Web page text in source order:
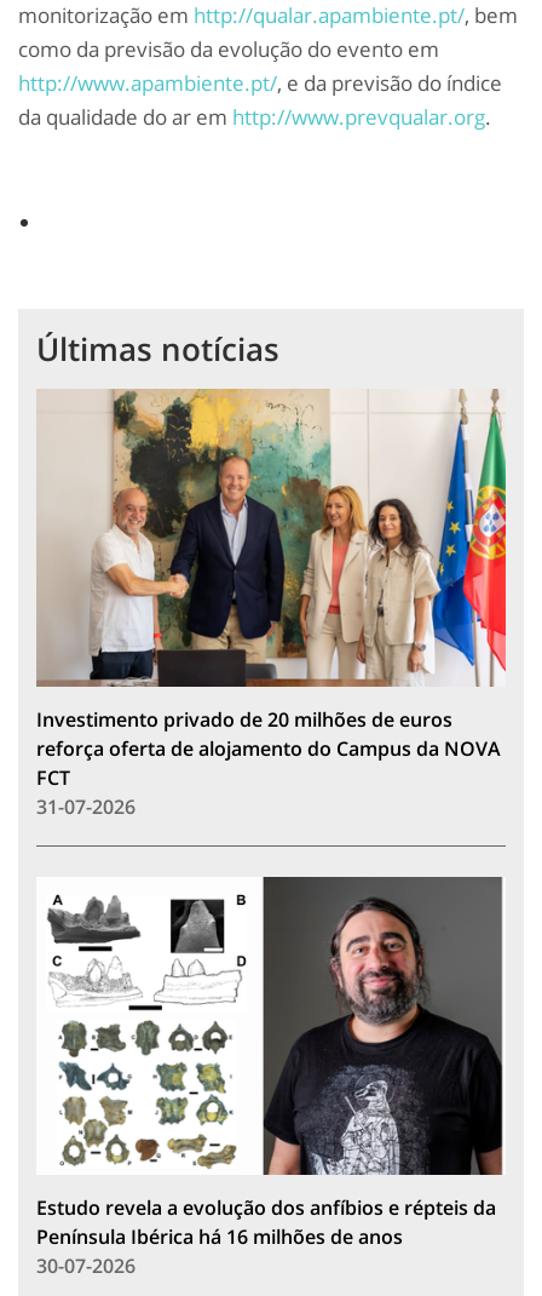
monitorização em http://qualar.apambiente.pt/, bem
como da previsão da evolução do evento em
http://www.apambiente.pt/, e da previsão do índice
da qualidade do ar em http://www.prevqualar.org.
Últimas notícias
Investimento privado de 20 milhões de euros
reforça oferta de alojamento do Campus da NOVA
FCT
31-07-2026
Estudo revela a evolução dos anfíbios e répteis da
Península Ibérica há 16 milhões de anos
30-07-2026